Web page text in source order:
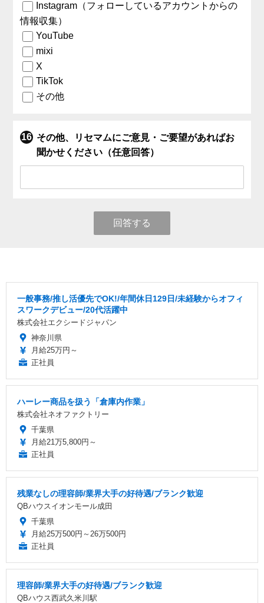
Instagram（フォローしているアカウントからの
情報収集）
YouTube
mixi
X
TikTok
その他
その他、リセマムにご意見・ご要望があればお
聞かせください（任意回答）
回答する
一般事務/推し活優先でOK!/年間休日129日/未経験からオフィ
スワークデビュー/20代活躍中
株式会社エクシードジャパン
神奈川県
月給25万円～
正社員
ハーレー商品を扱う「倉庫内作業」
株式会社ネオファクトリー
千葉県
月給21万5,800円～
正社員
残業なしの理容師/業界大手の好待遇/ブランク歓迎
QBハウスイオンモール成田
千葉県
月給25万500円～26万500円
正社員
理容師/業界大手の好待遇/ブランク歓迎
QBハウス西武久米川駅